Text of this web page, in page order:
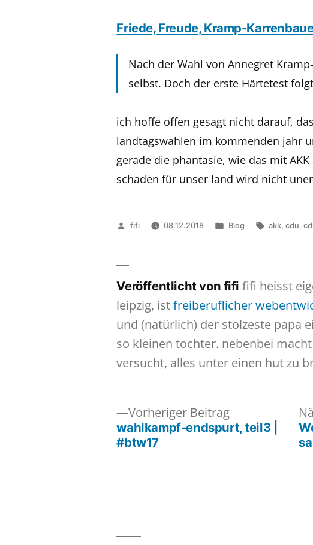
Friede, Freude, Kramp-
Nach der Wahl von Annegret
selbst. Doch der erste Härtetest
ich hoffe offen gesagt nicht darauf,
landtagswahlen im kommenden jahr
gerade die phantasie, wie das mit
schaden für unser land wird nicht
Veröffentlicht
fifi 08.12.2018
Veröffentlicht
Blog akk, cdu,
Veröffentlicht von fifi fifi heisst
leipzig, istfreiberuflicher
und (natürlich) der stolzeste papa
so kleinen tochter. nebenbei
versucht, alles unter einen hut zu
Beitragsnavigation
Vorheriger BeitragVorheriger
Beitrag:
wahlkampf-endspurt, teil3 |
#btw17